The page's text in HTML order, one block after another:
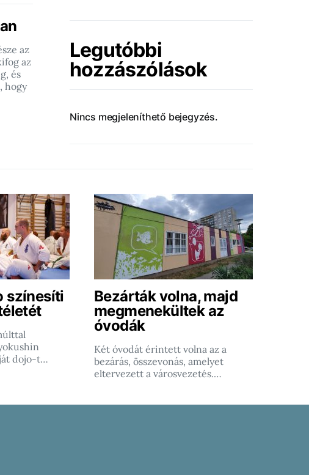
az
az
és
hogy
Legutóbbi
hozzászólások
Nincs megjeleníthető bejegyzés.
színesíti
dojo-t…
Bezárták volna, majd
megmenekültek az
óvodák
Két óvodát érintett volna az a
bezárás, összevonás, amelyet
eltervezett a városvezetés.…